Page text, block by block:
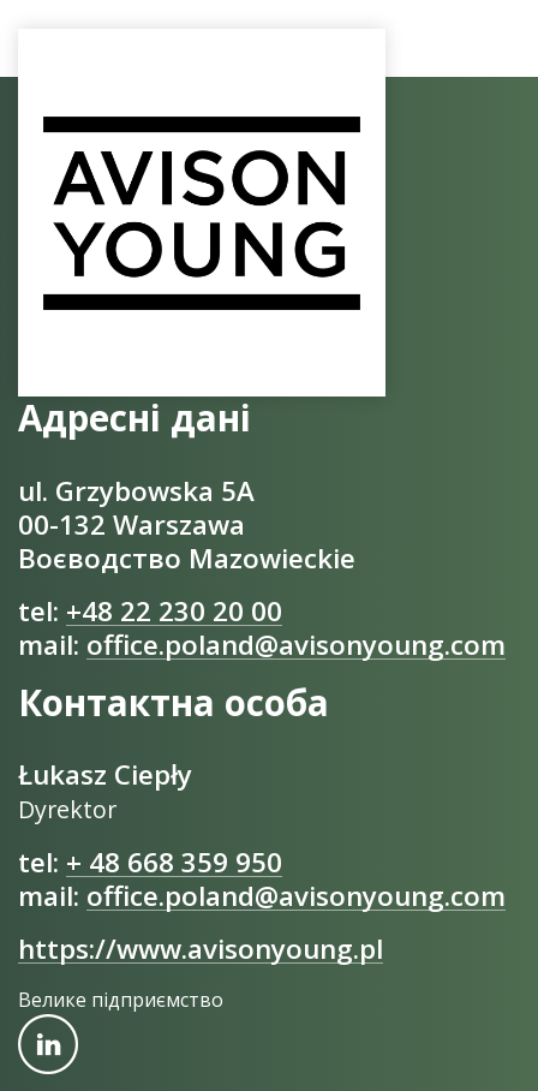
Адресні дані
ul. Grzybowska 5A
00-132 Warszawa
Воєводство Mazowieckie
tel: +48 22 230 20 00
mail: office.poland@avisonyoung.com
Контактна особа
Łukasz Ciepły
Dyrektor
tel: + 48 668 359 950
mail: office.poland@avisonyoung.com
https://www.avisonyoung.pl
Велике підприємство